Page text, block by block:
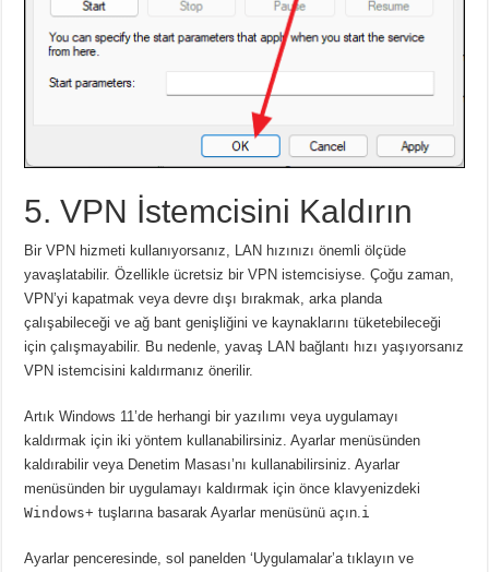
5. VPN İstemcisini Kaldırın
Bir VPN hizmeti kullanıyorsanız, LAN hızınızı önemli ölçüde
yavaşlatabilir.Özellikle ücretsiz bir VPN istemcisiyse.Çoğu zaman,
VPN’yi kapatmak veya devre dışı bırakmak, arka planda
çalışabileceği ve ağ bant genişliğini ve kaynaklarını tüketebileceği
için çalışmayabilir. Bu nedenle, yavaş LAN bağlantı hızı yaşıyorsanız
VPN istemcisini kaldırmanız önerilir.
Artık Windows 11’de herhangi bir yazılımı veya uygulamayı
kaldırmak için iki yöntem kullanabilirsiniz.Ayarlar menüsünden
kaldırabilir veya Denetim Masası’nı kullanabilirsiniz.Ayarlar
menüsünden bir uygulamayı kaldırmak için önce klavyenizdeki
Windows+ tuşlarına basarak Ayarlar menüsünü açın. i
Ayarlar penceresinde, sol panelden ‘Uygulamalar’a tıklayın ve